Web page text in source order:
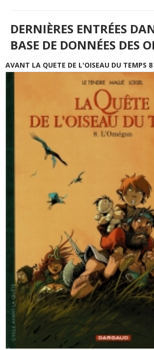
DERNIÈRES ENTRÉES
BASE DE DONNÉES DES
AVANT LA QUETE DE L'OISEAU DU TEMPS